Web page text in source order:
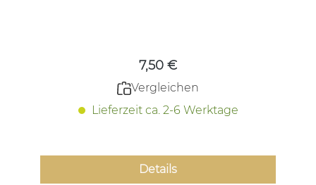
7,50 €
Vergleichen
Lieferzeit ca. 2-6 Werktage
Details